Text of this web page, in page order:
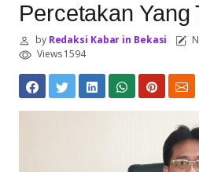
Percetakan Yang
byRedaksi Kabar in Bekasi
Views 1594